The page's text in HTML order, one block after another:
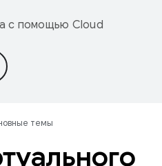
с помощью Cloud
темы